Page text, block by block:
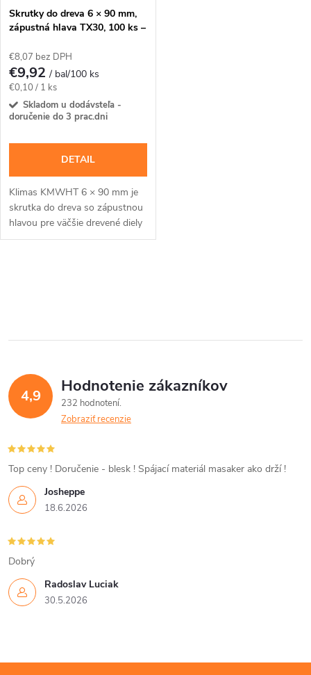
Skrutky do dreva 6 × 90 mm,
zápustná hlava TX30, 100 ks –
€8,07 bez DPH
€9,92/ bal/100 ks
Jednotková
cena:
€0,10 / 1 ks
Skladom u dodávsteľa -
doručenie do 3 prac.dni
DETAIL
Klimas KMWHT 6 × 90 mm je
skrutka do dreva so zápustnou
hlavou pre väčšie drevené diely
a spoje, pri ktorých má hlava
l
d
a
c
i
e
p
r
v
k
4,9 Hodnotenie zákazníkov
232 hodnotení
Zobraziť recenzie
Josheppe
18.6.2026
Top ceny ! Doručenie - blesk ! Spájací materiál masaker ako drží !
Radoslav Luciak
30.5.2026
Dobrý